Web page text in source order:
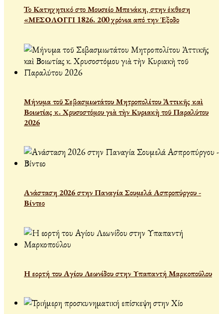
Το Κατηχητικό στο Μουσείο Μπενάκη, στην έκθεση
«ΜΕΣΟΛΟΓΓΙ 1826. 200 χρόνια από την Έξοδο
Μήνυμα τοῦ Σεβασμιωτάτου Μητροπολίτου Ἀττικῆς καὶ
Βοιωτίας κ. Χρυσοστόμου γιὰ τὴν Κυριακὴ τοῦ Παραλύτου
2026
Ανάσταση 2026 στην Παναγία Σουμελά Ασπροπύργου -
Βίντεο
Η εορτή του Αγίου Λεωνίδου στην Υπαπαντή Μαρκοπούλου